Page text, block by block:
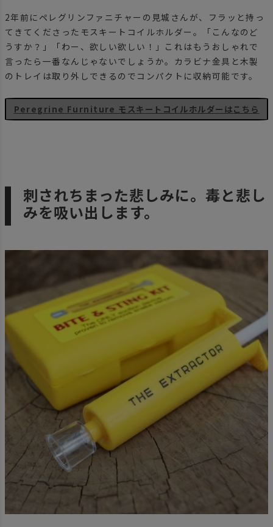
2年前にペレグリンファニチャーの見城さんが、フラッと持っ
てきてくださったモスキートコイルホルダー。「こんなのど
うすか？」「わー、欲しい欲しい！」これはもうおしゃれで
言ったら一番なんじゃないでしょうか。カラビナ金具と木製
のトレイは取り外しできるのでコンパクトに収納可能です。
Peregrine Furniture モスキートコイルホルダーはこちら
刺されちまった悲しみに。毒と悲し
みを吸い出します。